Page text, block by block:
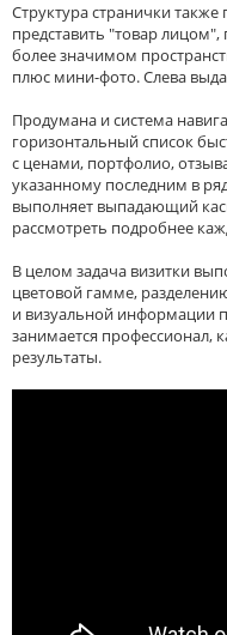
Структура странички также
представить "товар
более значимом
плюс мини-фото. Слева
Продумана и система
горизонтальный список
с ценами, портфолио,
указанному последним в
выполняет выпадающий
рассмотреть подробнее
В целом задача визитки
цветовой гамме,
и визуальной информации
занимается профессионал,
результаты.